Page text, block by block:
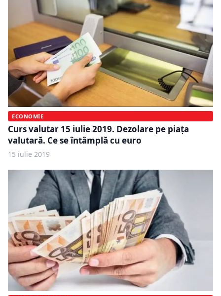
ECONOMIE
Curs valutar 15 iulie 2019. Dezolare pe piața
valutară. Ce se întâmplă cu euro
15 iulie 2019